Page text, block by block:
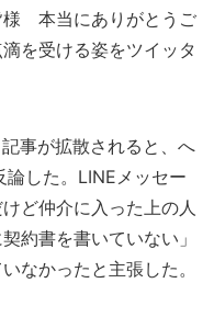
様 本当にありがとうご
を受ける姿をツイッタ
事が拡散されると、へ
した。LINEメッセー
ど仲介に入った上の人
約書を書いていない」
なかったと主張した。